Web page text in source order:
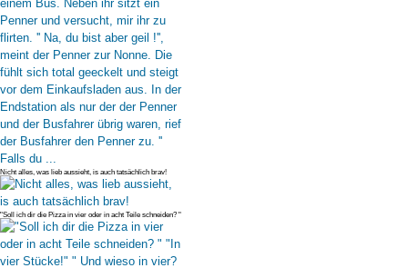
Nicht alles, was lieb aussieht, is auch tatsächlich brav!
"Soll ich dir die Pizza in vier oder in acht Teile schneiden? "
"In vier